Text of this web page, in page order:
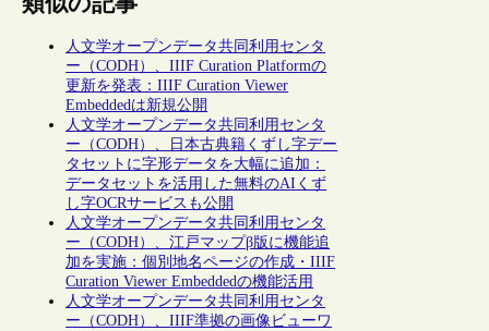
人文学オープンデータ共同利用センタ
ー（CODH）、IIIF Curation Platformの
更新を発表：IIIF Curation Viewer
Embeddedは新規公開
人文学オープンデータ共同利用センタ
ー（CODH）、日本古典籍くずし字デー
タセットに字形データを大幅に追加：
データセットを活用した無料のAIくず
し字OCRサービスも公開
人文学オープンデータ共同利用センタ
ー（CODH）、江戸マップβ版に機能追
加を実施：個別地名ページの作成・IIIF
Curation Viewer Embeddedの機能活用
人文学オープンデータ共同利用センタ
ー（CODH）、IIIF準拠の画像ビューワ